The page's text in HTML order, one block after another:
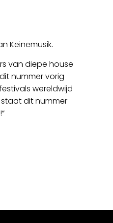
Keinemusik.
van diepe house
nummer vorig
wereldwijd
dit nummer